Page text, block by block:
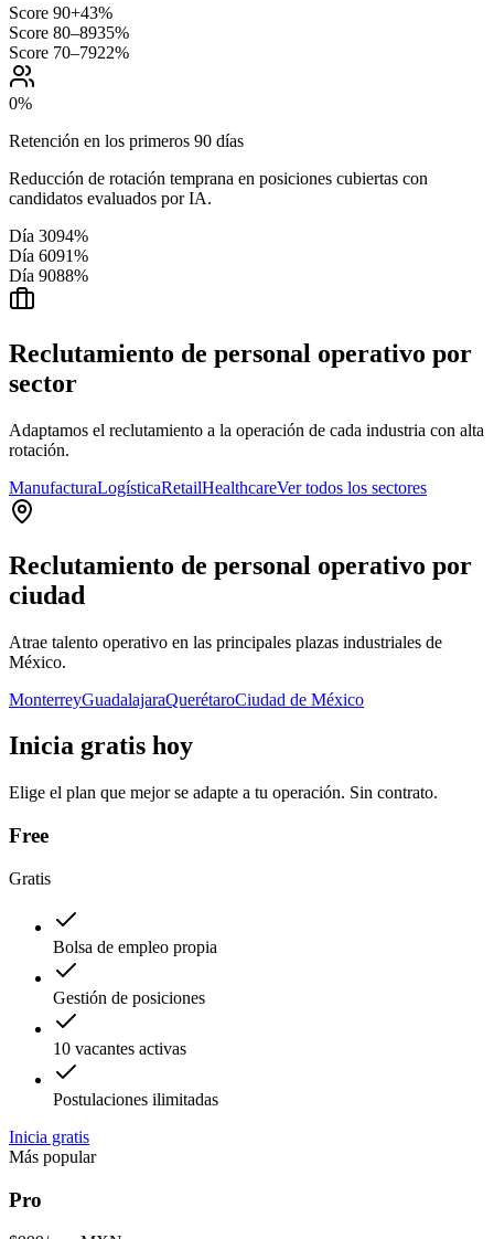
Score 90+43%
Score 80–8935%
Score 70–7922%
0%
Retención en los primeros 90 días
Reducción de rotación temprana en posiciones cubiertas con
candidatos evaluados por IA.
Día 3094%
Día 6091%
Día 9088%
Reclutamiento de personal operativo por
sector
Adaptamos el reclutamiento a la operación de cada industria con alta
rotación.
ManufacturaLogísticaRetailHealthcareVer todos los sectores
Reclutamiento de personal operativo por
ciudad
Atrae talento operativo en las principales plazas industriales de
México.
MonterreyGuadalajaraQuerétaroCiudad de México
Inicia gratis hoy
Elige el plan que mejor se adapte a tu operación. Sin contrato.
Free
Gratis
Bolsa de empleo propia
Gestión de posiciones
10 vacantes activas
Postulaciones ilimitadas
Inicia gratis
Más popular
Pro